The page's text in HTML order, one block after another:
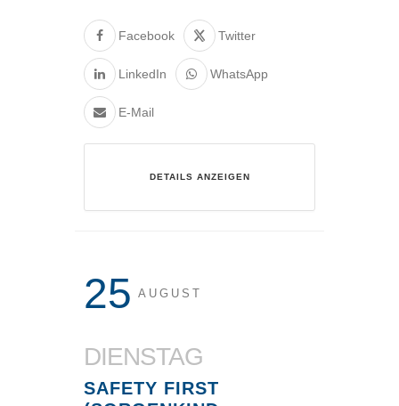
Facebook Twitter
LinkedIn WhatsApp
E-Mail
DETAILS ANZEIGEN
25 AUGUST
DIENSTAG
SAFETY FIRST